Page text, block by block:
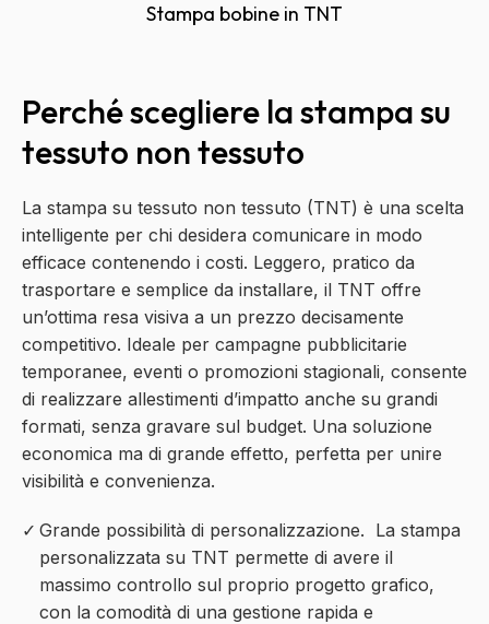
Stampa bobine in TNT
Perché scegliere la stampa su
tessuto non tessuto
La stampa su tessuto non tessuto (TNT) è una scelta
intelligente per chi desidera comunicare in modo
efficace contenendo i costi. Leggero, pratico da
trasportare e semplice da installare, il TNT offre
un’ottima resa visiva a un prezzo decisamente
competitivo. Ideale per campagne pubblicitarie
temporanee, eventi o promozioni stagionali, consente
di realizzare allestimenti d’impatto anche su grandi
formati, senza gravare sul budget. Una soluzione
economica ma di grande effetto, perfetta per unire
visibilità e convenienza.
Grande possibilità di personalizzazione. La stampa
personalizzata su TNT permette di avere il
massimo controllo sul proprio progetto grafico,
con la comodità di una gestione rapida e